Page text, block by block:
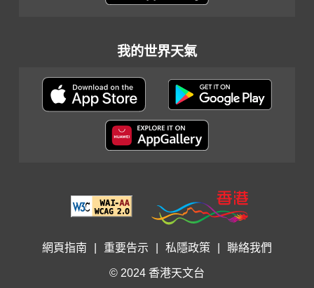
我的世界天氣
網頁指南 重要告示 私隱政策 聯絡我們
© 2024 香港天文台